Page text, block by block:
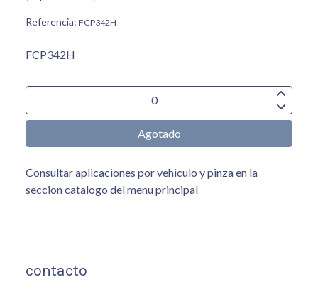
Referencia: FCP342H
FCP342H
Agotado
Consultar aplicaciones por vehiculo y pinza en la
seccion catalogo del menu principal
contacto